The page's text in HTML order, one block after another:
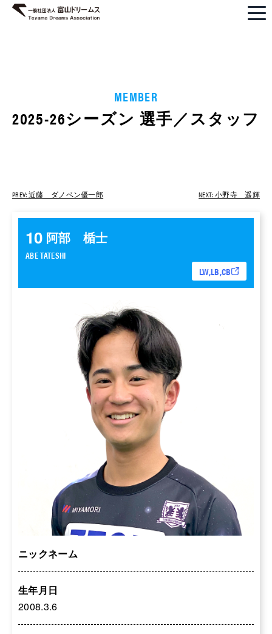
MEMBER
2025-26シーズン 選手／スタッフ
PREV: 近藤 ダノベン優一郎 NEXT: 小野寺 遥輝
10 阿部 楯士
ABE TATESHI
LW,LB,CB
ニックネーム
生年月日
2008.3.6